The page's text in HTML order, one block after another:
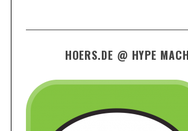
HOERS.DE @ HYPE